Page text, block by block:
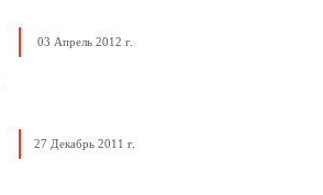
03 Апрель 2012 г.
27 Декабрь 2011 г.